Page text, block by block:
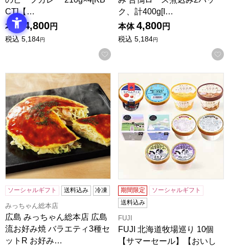
CT]【…
本体
4,800円
税込 5,184円
お気に入りに登録する
ク、計400g[I…
本体 4,800円
税込 5,184円
広島 みっちゃん総本店 広島流お好み焼 バラエティ3種セッ
ソーシャルギフト 送料込み 冷凍
みっちゃん総本店
広島 みっちゃん総本店 広島
流お好み焼 バラエティ3種セ
ットR お好み…
期間限定
ソーシャルギフト
送料込み
FUJI
FUJI 北海道牧場巡り 10個
【サマーセール】【おいし